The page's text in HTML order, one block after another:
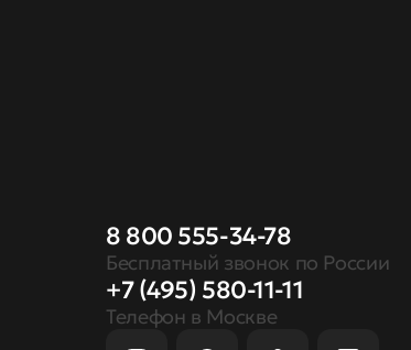
8 800 555-34-78
Бесплатный звонок по России
+7 (495) 580-11-11
Телефон в Москве